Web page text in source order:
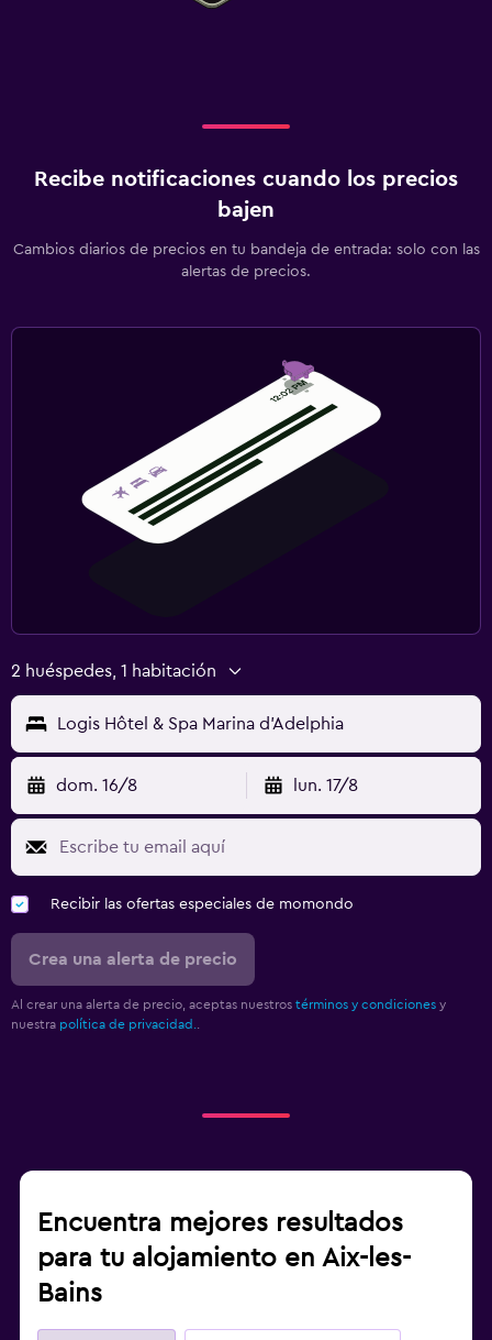
Recibe notificaciones cuando los precios
bajen
Cambios diarios de precios en tu bandeja de entrada: solo con las
alertas de precios.
2 huéspedes, 1 habitación
Logis Hôtel & Spa Marina d'Adelphia
dom. 16/8 lun. 17/8
Recibir las ofertas especiales de momondo
Crea una alerta de precio
Al crear una alerta de precio, aceptas nuestros términos y condiciones y
nuestra política de privacidad.
Encuentra mejores resultados
para tu alojamiento en Aix-les-
Bains